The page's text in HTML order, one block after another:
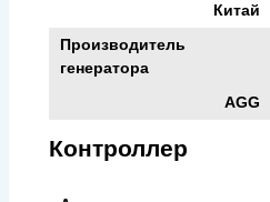
Китай
Производитель
генератора
AGG
Контроллер